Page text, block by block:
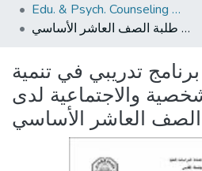
Edu. & Psych. Counseling الإرشاد النفسي والتربوي
مدى فاعلية برنامج تدريبي في تنمية بعض القيم الشخصية والاجتماعية لدى طلبة الصف العاشر الأساسي
تدريبي في تنمية
والاجتماعية لدى
العاشر الأساسي